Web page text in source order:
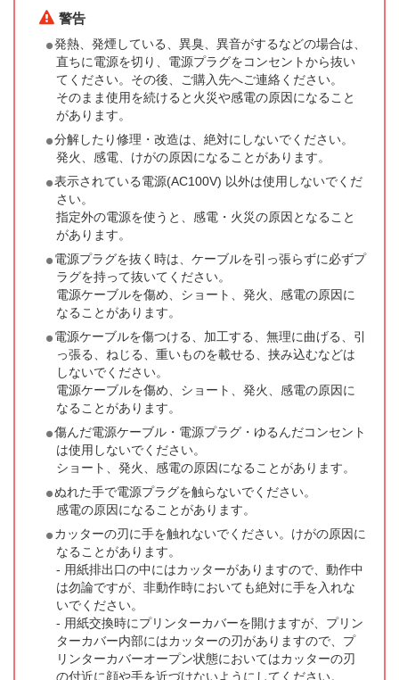
警告
発熱、発煙している、異臭、異音がするなどの場合は、
直ちに電源を切り、電源プラグをコンセントから抜い
てください。その後、ご購入先へご連絡ください。
そのまま使用を続けると火災や感電の原因になること
があります。
分解したり修理・改造は、絶対にしないでください。
発火、感電、けがの原因になることがあります。
表示されている電源(AC100V) 以外は使用しないでくだ
さい。
指定外の電源を使うと、感電・火災の原因となること
があります。
電源プラグを抜く時は、ケーブルを引っ張らずに必ずプ
ラグを持って抜いてください。
電源ケーブルを傷め、ショート、発火、感電の原因に
なることがあります。
電源ケーブルを傷つける、加工する、無理に曲げる、引
っ張る、ねじる、重いものを載せる、挟み込むなどは
しないでください。
電源ケーブルを傷め、ショート、発火、感電の原因に
なることがあります。
傷んだ電源ケーブル・電源プラグ・ゆるんだコンセント
は使用しないでください。
ショート、発火、感電の原因になることがあります。
ぬれた手で電源プラグを触らないでください。
感電の原因になることがあります。
カッターの刃に手を触れないでください。けがの原因に
なることがあります。
- 用紙排出口の中にはカッターがありますので、動作中
は勿論ですが、非動作時においても絶対に手を入れな
いでください。
- 用紙交換時にプリンターカバーを開けますが、プリン
ターカバー内部にはカッターの刃がありますので、プ
リンターカバーオープン状態においてはカッターの刃
の付近に顔や手を近づけないようにしてください。